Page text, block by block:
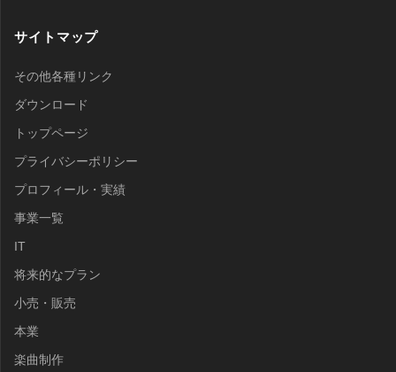
サイトマップ
その他各種リンク
ダウンロード
トップページ
プライバシーポリシー
プロフィール・実績
事業一覧
IT
将来的なプラン
小売・販売
本業
楽曲制作